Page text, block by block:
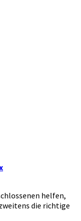
helfen,
die richtige